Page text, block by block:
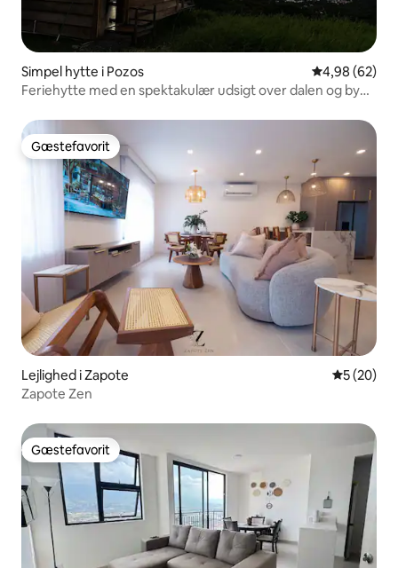
Simpel hytte i Pozos 4,98 ud af 5 i
4,98 (62)
Feriehytte med en spektakulær udsigt over dalen og byen
Gæstefavorit
Gæstefavorit
Lejlighed i Zapote 5 ud af 5 i
5 (20)
Zapote Zen
Gæstefavorit
Gæstefavorit